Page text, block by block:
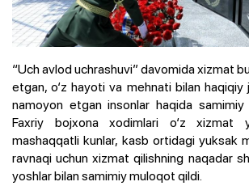
“Uch avlod uchrashuvi” davomida xizmat
etgan, o‘z hayoti va mehnati bilan haqiqiy
namoyon etgan insonlar haqida samimiy
Faxriy bojxona xodimlari o‘z xizmat
mashaqqatli kunlar, kasb ortidagi yuksak
ravnaqi uchun xizmat qilishning naqadar
yoshlar bilan samimiy muloqot qildi.